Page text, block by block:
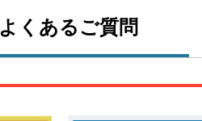
よくあるご質問